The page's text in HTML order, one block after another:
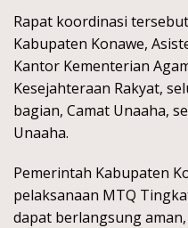
Rapat koordinasi
Kabupaten Konawe,
Kantor Kementerian
Kesejahteraan Rakyat,
bagian, Camat Unaaha,
Unaaha.
Pemerintah Kabupaten
pelaksanaan MTQ
dapat berlangsung